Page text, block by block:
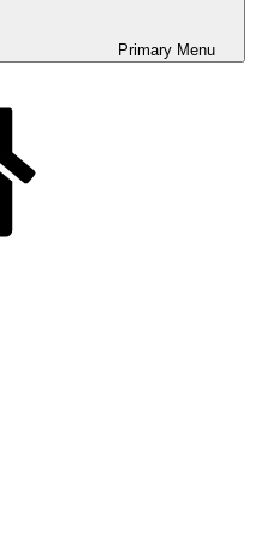
Primary Menu